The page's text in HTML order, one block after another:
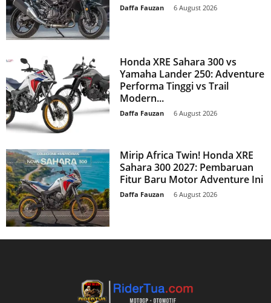
Daffa Fauzan 6 August 2026
Honda XRE Sahara 300 vs
Yamaha Lander 250: Adventure
Performa Tinggi vs Trail
Modern...
Daffa Fauzan 6 August 2026
Mirip Africa Twin! Honda XRE
Sahara 300 2027: Pembaruan
Fitur Baru Motor Adventure Ini
Daffa Fauzan 6 August 2026